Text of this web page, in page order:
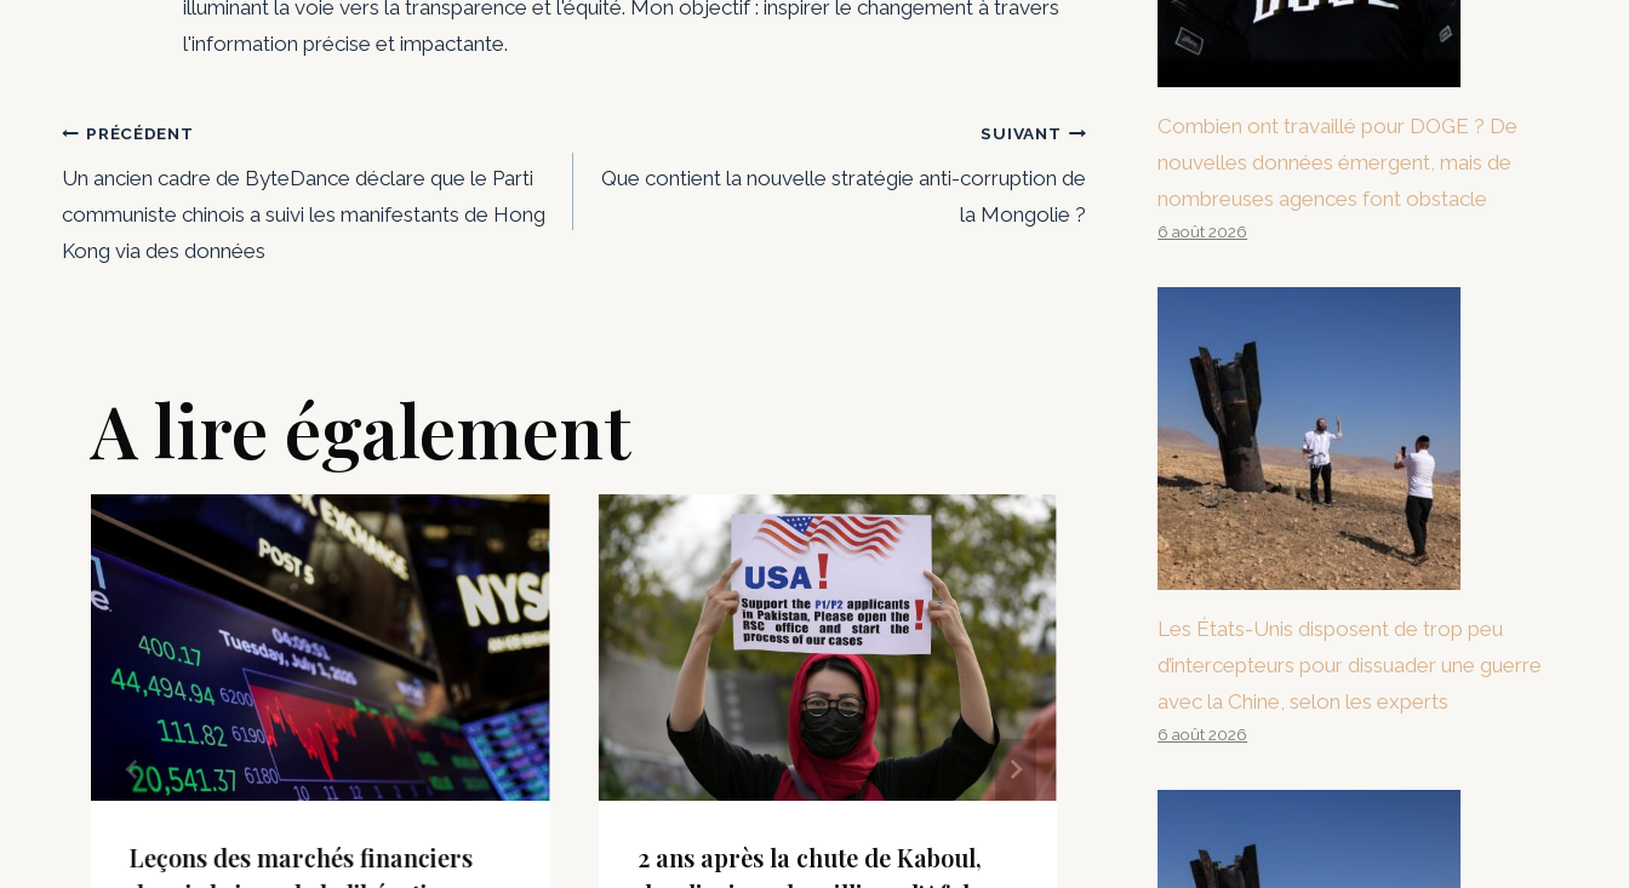
illuminant la voie vers la transparence et l'équité. Mon objectif : inspirer le changement à travers
l'information précise et impactante.
Navigation
de
l’article
PRÉCÉDENT
Un ancien cadre de ByteDance déclare que le Parti
communiste chinois a suivi les manifestants de Hong
Kong via des données
SUIVANT
Que contient la nouvelle stratégie anti-corruption de
la Mongolie ?
A lire également
Leçons des marchés financiers
2 ans après la chute de Kaboul,
La Chine ou les États-Unis : le
Combien ont travaillé pour DOGE ? De
nouvelles données émergent, mais de
nombreuses agences font obstacle
6 août 2026
Les États-Unis disposent de trop peu
d’intercepteurs pour dissuader une guerre
avec la Chine, selon les experts
6 août 2026